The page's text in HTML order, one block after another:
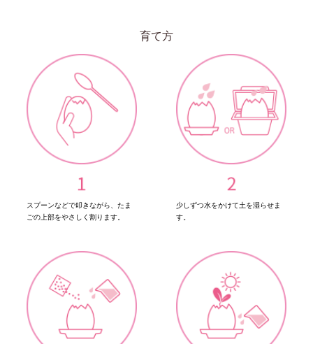
育て方
スプーンなどで叩きながら、たま
ごの上部をやさしく割ります。
少しずつ水をかけて土を湿らせま
す。